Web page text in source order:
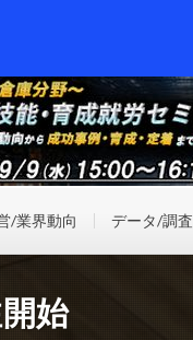
/業界動向 データ/調査
始